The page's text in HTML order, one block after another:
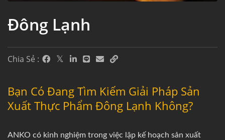
Đông Lạnh
Chia Sẻ :
Bạn Có Đang Tìm Kiếm Giải Pháp Sản
Xuất Thực Phẩm Đông Lạnh Không?
ANKO có kinh nghiệm trong việc lập kế hoạch sản xuất